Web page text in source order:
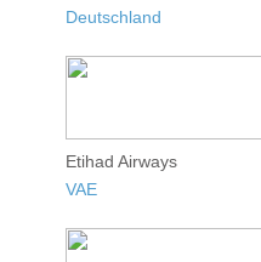
Deutschland
Etihad Airways
VAE